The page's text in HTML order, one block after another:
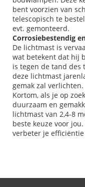
bent voorzien van
telescopisch te
evt. gemonteerd.
Corrosiebestendig
De lichtmast is
wat betekent dat hij
is tegen de tand des
deze lichtmast
gemak zal verlichten.
Kortom, als je op
duurzaam en
lichtmast van 2,4-8
beste keuze voor
verbeter je